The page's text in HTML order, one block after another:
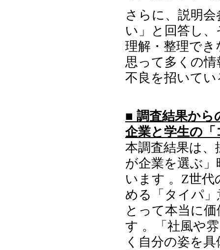
さらに、説明
い」と回答し
理解・整理でき
思って多くの
不良を招いて
■ 調査結果から
企業と学生の
本調査結果は
が企業を選ぶ
います 。Z世代
める「タイパ
とって本当に
す 。「社風や
く自分の姿を